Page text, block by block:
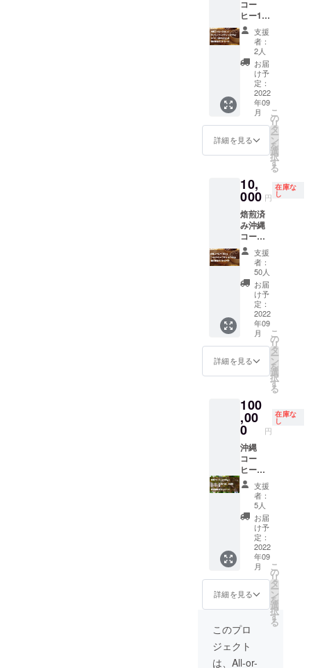
り、当事者
と開墾沖縄
野菜と亜熱
帯果実を栽
培、仕事体
験として当
事者が東京
の青空市で
販売。
支援ネット
ワーク連絡
会議会長就
任。初めて
沖縄コー
ヒーに
出会
う。ウヤ
ギー沖縄が
日本財団の
支援でコー
ヒーセミ
ナーを27回
開催。
法人KHJ全国
ひきこもり
家族会連合
会理事就
沖縄
県名護市に
「ウヤギー
園」開設、
後にナシロ
コーヒー園
に合流。
2018年ひき
こもりが沖
縄のコー
ヒー農家を
コー
ヒー100
ｇ 沖縄
産コー
ヒー
リーフ
ティー
200ｇ
コー
ヒー苗
の苔玉3
本 現状
報告ポ
スト
カード
支援
者：
2人
お届
け予
定：
2022
年09
月
詳細を見る
こ
の
リ
タ
ー
ン
を
選
択
す
る
10,
000 円
在庫な
し
焙煎済
み沖縄
コー
ヒー50
ｇ コー
ヒー
リーフ
ティー
100g 現
状報告
ポスト
カード
支援
者：
50人
お届
け予
定：
2022
年09
月
詳細を見る
こ
の
リ
タ
ー
ン
を
選
択
す
る
100
,00
0 円
在庫な
し
沖縄
コー
ヒー
200g
コー
ヒーの
木1本の
オー
ナー権2
年間
（先着5
名） 現
状報告
ポスト
カード
支援
者：
5人
お届
け予
定：
2022
年09
月
詳細を見る
こ
の
リ
タ
ー
ン
を
選
択
す
る
このプロ
ジェクト
は、All-or-